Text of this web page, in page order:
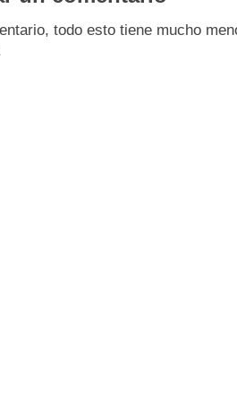
todo esto tiene mucho